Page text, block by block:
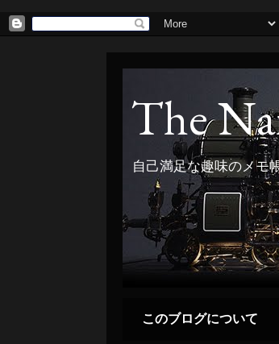
The
自己満足な趣味のメモ
このブログについて